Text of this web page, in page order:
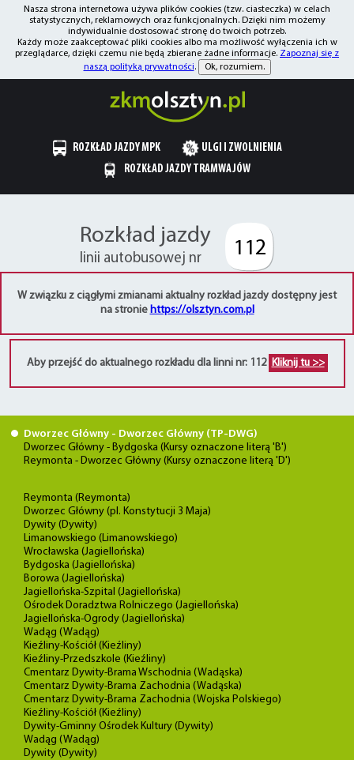
Nasza strona internetowa używa plików cookies (tzw. ciasteczka) w celach
statystycznych, reklamowych oraz funkcjonalnych. Dzięki nim możemy
indywidualnie dostosować stronę do twoich potrzeb.
Każdy może zaakceptować pliki cookies albo ma możliwość wyłączenia ich w
przeglądarce, dzięki czemu nie będą zbierane żadne informacje. Zapoznaj się z
naszą polityką prywatności. Ok, rozumiem.
ROZKŁAD JAZDY MPK
ULGI I ZWOLNIENIA
ROZKŁAD JAZDY TRAMWAJÓW
Rozkład jazdy
linii autobusowej nr 112
W związku z ciągłymi zmianami aktualny rozkład jazdy dostępny jest
na stronie https://olsztyn.com.pl
Aby przejść do aktualnego rozkładu dla linni nr: 112 Kliknij tu >>
Dworzec Główny - Dworzec Główny (TP-DWG)
Dworzec Główny - Bydgoska (Kursy oznaczone literą 'B')
Reymonta - Dworzec Główny (Kursy oznaczone literą 'D')
Reymonta (Reymonta)
Dworzec Główny (pl. Konstytucji 3 Maja)
Dywity (Dywity)
Limanowskiego (Limanowskiego)
Wrocławska (Jagiellońska)
Bydgoska (Jagiellońska)
Borowa (Jagiellońska)
Jagiellońska-Szpital (Jagiellońska)
Ośrodek Doradztwa Rolniczego (Jagiellońska)
Jagiellońska-Ogrody (Jagiellońska)
Wadąg (Wadąg)
Kieźliny-Kościół (Kieźliny)
Kieźliny-Przedszkole (Kieźliny)
Cmentarz Dywity-Brama Wschodnia (Wadąska)
Cmentarz Dywity-Brama Zachodnia (Wadąska)
Cmentarz Dywity-Brama Zachodnia (Wojska Polskiego)
Kieźliny-Kościół (Kieźliny)
Dywity-Gminny Ośrodek Kultury (Dywity)
Wadąg (Wadąg)
Dywity (Dywity)